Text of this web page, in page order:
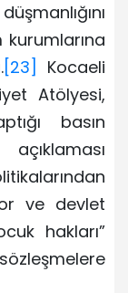
kurumlarına
[23]
Kocaeli
Atölyesi,
basın
ve devlet
hakları”